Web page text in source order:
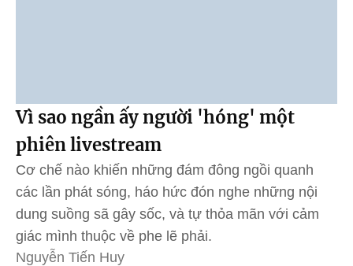
Vì sao ngần ấy người 'hóng' một
phiên livestream
Cơ chế nào khiến những đám đông ngồi quanh
các lần phát sóng, háo hức đón nghe những nội
dung suồng sã gây sốc, và tự thỏa mãn với cảm
giác mình thuộc về phe lẽ phải.
Nguyễn Tiến Huy